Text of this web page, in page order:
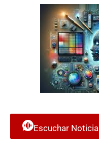
Escuchar Noticia